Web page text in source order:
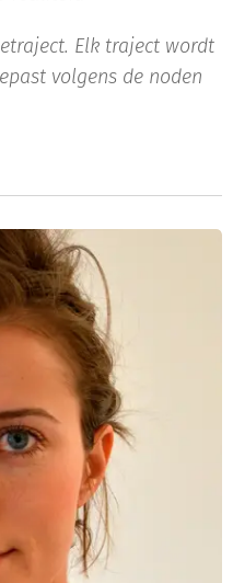
Elk traject wordt
volgens de noden